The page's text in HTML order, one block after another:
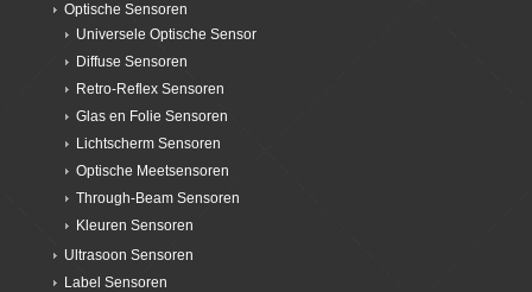
Optische Sensoren
Universele Optische Sensor
Diffuse Sensoren
Retro-Reflex Sensoren
Glas en Folie Sensoren
Lichtscherm Sensoren
Optische Meetsensoren
Through-Beam Sensoren
Kleuren Sensoren
Ultrasoon Sensoren
Label Sensoren